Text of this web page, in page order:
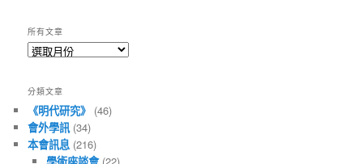
所有文章
所
章
分類文章
《明代研究》 (46)
會外學訊 (34)
本會訊息 (216)
學術座談會(22)